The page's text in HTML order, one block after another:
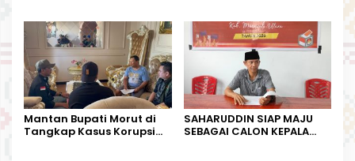
Mantan Bupati Morut di
Tangkap Kasus Korupsi
SAHARUDDIN SIAP MAJU
SEBAGAI CALON KEPALA